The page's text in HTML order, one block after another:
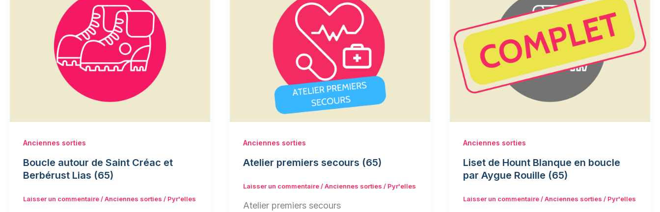
Anciennes sorties
Boucle autour de Saint Créac et
Berbérust Lias (65)
Laisser un commentaire/Anciennes sorties / Pyr'elles
Anciennes sorties
Atelier premiers secours (65)
Laisser un commentaire/Anciennes sorties / Pyr'elles
Atelier premiers secours
Anciennes sorties
Liset de Hount Blanque en boucle
par Aygue Rouille (65)
Laisser un commentaire/Anciennes sorties / Pyr'elles